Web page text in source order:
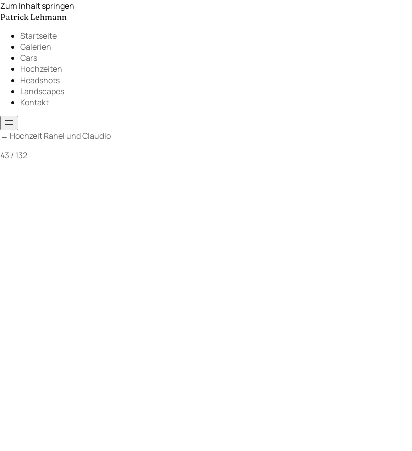
Zum Inhalt springen
Patrick Lehmann
Startseite
Galerien
Cars
Hochzeiten
Headshots
Landscapes
Kontakt
← Hochzeit Rahel und Claudio
43 / 132